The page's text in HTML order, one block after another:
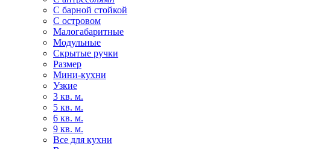
С барной стойкой
С островом
Малогабаритные
Модульные
Скрытые ручки
Размер
Мини-кухни
Узкие
3 кв. м.
5 кв. м.
6 кв. м.
9 кв. м.
Все для кухни